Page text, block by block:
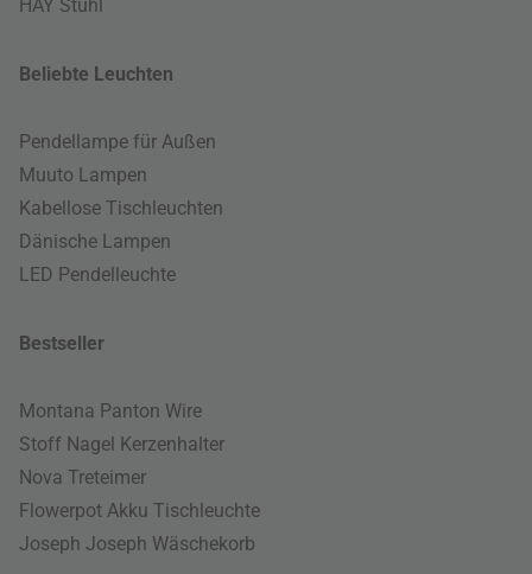
HAY Stuhl
Beliebte Leuchten
Pendellampe für Außen
Muuto Lampen
Kabellose Tischleuchten
Dänische Lampen
LED Pendelleuchte
Bestseller
Montana Panton Wire
Stoff Nagel Kerzenhalter
Nova Treteimer
Flowerpot Akku Tischleuchte
Joseph Joseph Wäschekorb